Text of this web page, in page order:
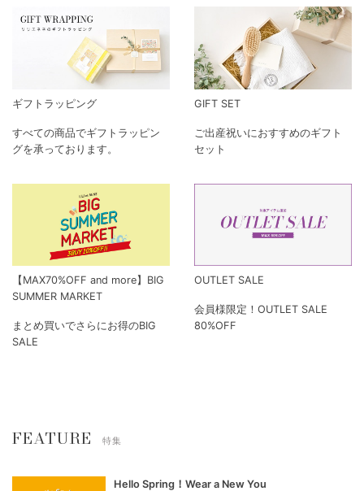
ギフトラッピング
すべての商品でギフトラッピン
グを承っております。
GIFT SET
ご出産祝いにおすすめのギフト
セット
【MAX70%OFF and more】BIG
SUMMER MARKET
まとめ買いでさらにお得のBIG
SALE
OUTLET SALE
会員様限定！OUTLET SALE
80%OFF
FEATURE 特集
Hello Spring！Wear a New You